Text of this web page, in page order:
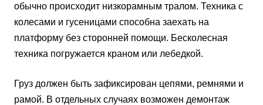
обычно происходит низкорамным тралом. Техника с
колесами и гусеницами способна заехать на
платформу без сторонней помощи. Бесколесная
техника погружается краном или лебедкой.
Груз должен быть зафиксирован цепями, ремнями и
рамой. В отдельных случаях возможен демонтаж